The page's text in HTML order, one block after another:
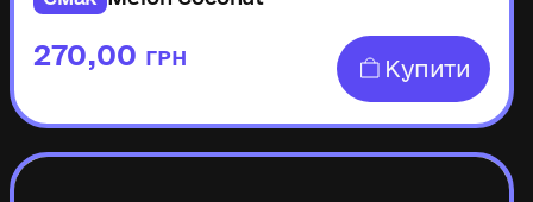
270,00 ГРН Купити